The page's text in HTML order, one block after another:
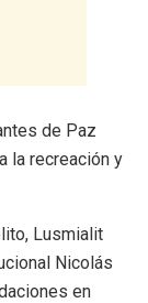
de Paz
la recreación y
Lusmialit
Nicolás
en